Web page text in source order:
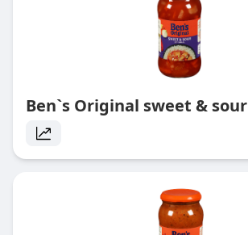
Ben`s Original sweet & sour